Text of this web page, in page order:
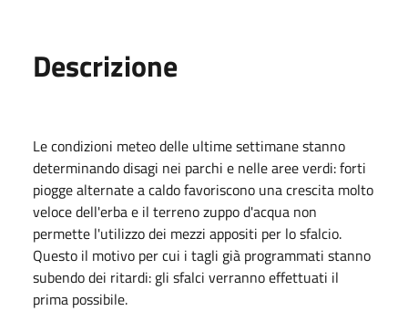
Descrizione
Le condizioni meteo delle ultime settimane stanno
determinando disagi nei parchi e nelle aree verdi: forti
piogge alternate a caldo favoriscono una crescita molto
veloce dell'erba e il terreno zuppo d'acqua non
permette l'utilizzo dei mezzi appositi per lo sfalcio.
Questo il motivo per cui i tagli già programmati stanno
subendo dei ritardi: gli sfalci verranno effettuati il
prima possibile.